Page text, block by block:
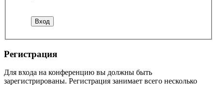
Регистрация
Для входа на конференцию вы должны быть
зарегистрированы. Регистрация занимает всего несколько